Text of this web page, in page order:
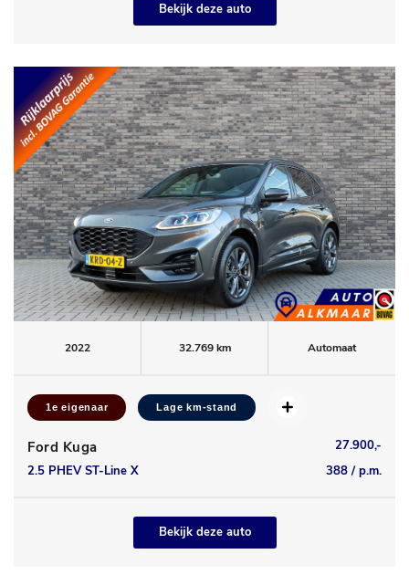
Bekijk deze auto
2022 32.769 km Automaat
1e eigenaar Lage km-stand
Ford Kuga
27.900,-
2.5 PHEV ST-Line X
388 / p.m.
Bekijk deze auto